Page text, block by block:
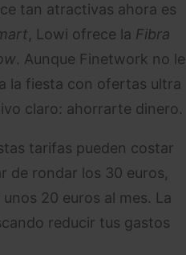
tan atractivas ahora es
, Lowi ofrece la Fibra
. Aunque Finetwork no le
la fiesta con ofertas ultra
claro: ahorrarte dinero.
tarifas pueden costar
de rondar los 30 euros,
20 euros al mes. La
reducir tus gastos